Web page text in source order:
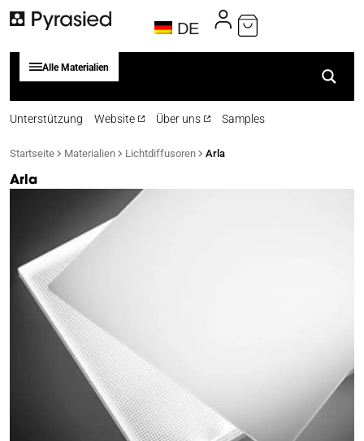
DE
Alle Materialien
Unterstützung Website Über uns Samples
Startseite Materialien Lichtdiffusoren Arla
Arla